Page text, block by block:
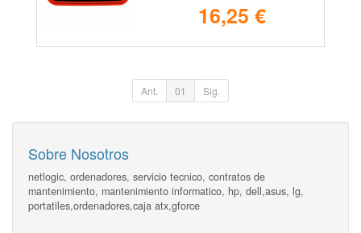
16,25 €
Ant. 01 Sig.
Sobre Nosotros
netlogic, ordenadores, servicio tecnico, contratos de
mantenimiento, mantenimiento informatico, hp, dell,asus, lg,
portatiles,ordenadores,caja atx,gforce